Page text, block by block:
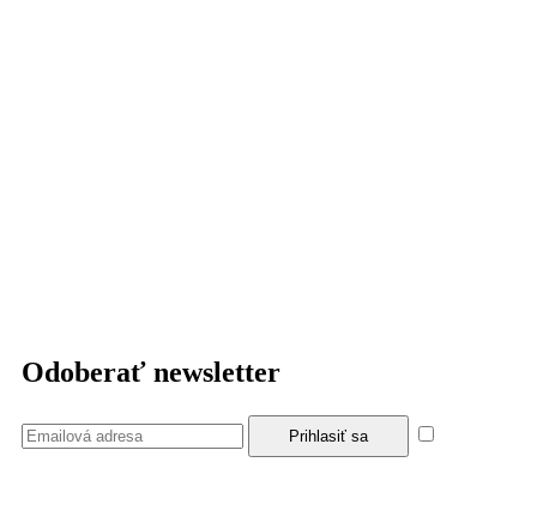
Odoberať newsletter